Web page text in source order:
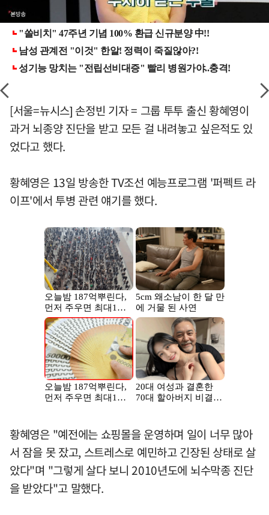
[서울=뉴시스] 손정빈 기자 = 그룹 투투 출신 황혜영이
과거 뇌종양 진단을 받고 모든 걸 내려놓고 싶은적도 있
었다고 했다.
황혜영은 13일 방송한 TV조선 예능프로그램 '퍼펙트 라
이프'에서 투병 관련 얘기를 했다.
황혜영은 "예전에는 쇼핑몰을 운영하며 일이 너무 많아
서 잠을 못 잤고, 스트레스로 예민하고 긴장된 상태로 살
았다"며 "그렇게 살다 보니 2010년도에 뇌수막종 진단
을 받았다"고 말했다.